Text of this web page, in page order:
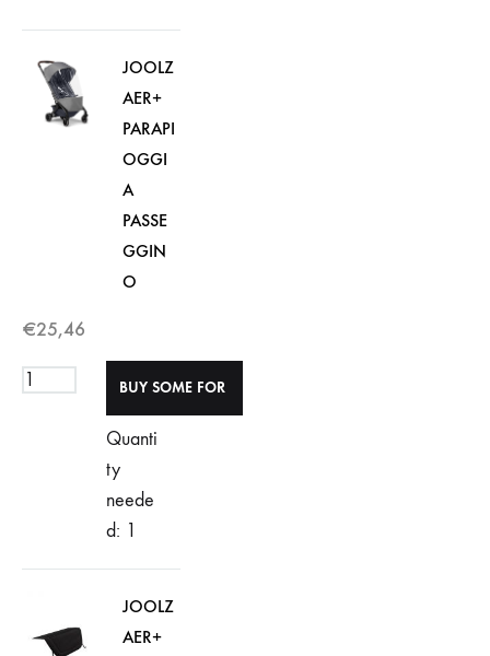
JOOLZ
AER+
PARAPI
OGGI
A
PASSE
GGIN
O
€25,46
Quanti
ty
neede
d: 1
JOOLZ
AER+